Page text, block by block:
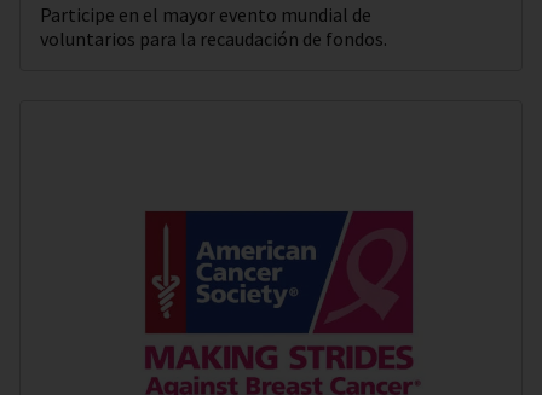
Participe en el mayor evento mundial de
voluntarios para la recaudación de fondos.